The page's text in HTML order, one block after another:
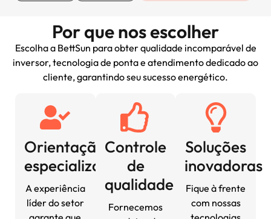
Por que nos escolher
Escolha a BettSun para obter qualidade incomparável de
inversor, tecnologia de ponta e atendimento dedicado ao
cliente, garantindo seu sucesso energético.
Orientação
especializada
A experiência
líder do setor
Controle
de
qualidade
Fornecemos
Soluções
inovadoras
Fique à frente
com nossas